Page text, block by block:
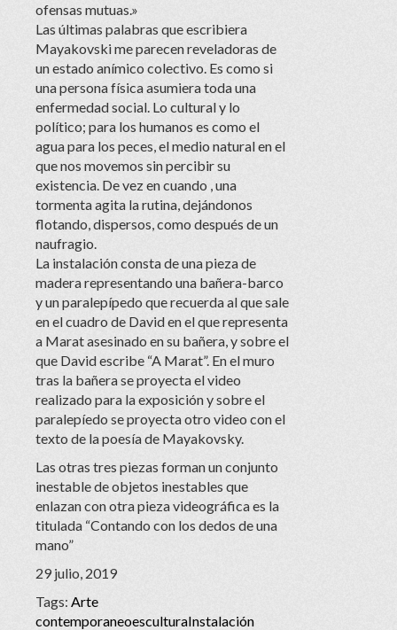
ofensas mutuas.»
Las últimas palabras que escribiera
Mayakovski me parecen reveladoras de
un estado anímico colectivo. Es como si
una persona física asumiera toda una
enfermedad social. Lo cultural y lo
político; para los humanos es como el
agua para los peces, el medio natural en el
que nos movemos sin percibir su
existencia. De vez en cuando , una
tormenta agita la rutina, dejándonos
flotando, dispersos, como después de un
naufragio.
La instalación consta de una pieza de
madera representando una bañera-barco
y un paralepípedo que recuerda al que sale
en el cuadro de David en el que representa
a Marat asesinado en su bañera, y sobre el
que David escribe “A Marat”. En el muro
tras la bañera se proyecta el video
realizado para la exposición y sobre el
paralepíedo se proyecta otro video con el
texto de la poesía de Mayakovsky.
Las otras tres piezas forman un conjunto
inestable de objetos inestables que
enlazan con otra pieza videográfica es la
titulada “Contando con los dedos de una
mano”
29 julio, 2019
Tags:Arte
contemporaneoesculturaInstalación